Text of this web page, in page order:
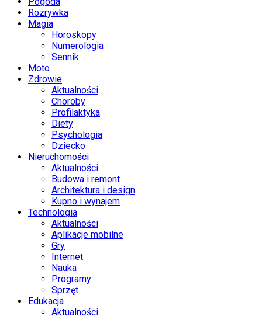
Rozrywka
Magia
Horoskopy
Numerologia
Sennik
Moto
Zdrowie
Aktualności
Choroby
Profilaktyka
Diety
Psychologia
Dziecko
Nieruchomości
Aktualności
Budowa i remont
Architektura i design
Kupno i wynajem
Technologia
Aktualności
Aplikacje mobilne
Gry
Internet
Nauka
Programy
Sprzęt
Edukacja
Aktualności